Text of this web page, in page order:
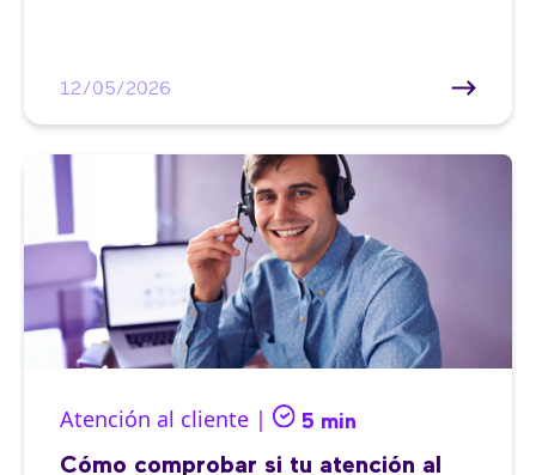
12/05/2026
Atención al cliente | 5 min
Cómo comprobar si tu atención al